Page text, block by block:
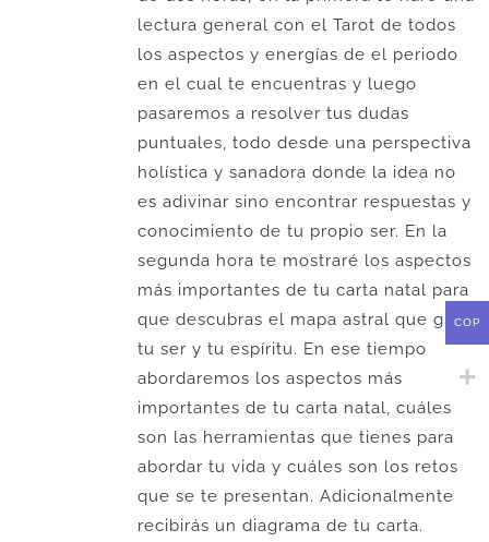
lectura general con el Tarot de todos
los aspectos y energías de el periodo
en el cual te encuentras y luego
pasaremos a resolver tus dudas
puntuales, todo desde una perspectiva
holística y sanadora donde la idea no
es adivinar sino encontrar respuestas y
conocimiento de tu propio ser. En la
segunda hora te mostraré los aspectos
más importantes de tu carta natal para
que descubras el mapa astral que guía
tu ser y tu espíritu. En ese tiempo
abordaremos los aspectos más
importantes de tu carta natal, cuáles
son las herramientas que tienes para
abordar tu vida y cuáles son los retos
que se te presentan. Adicionalmente
recibirás un diagrama de tu carta.
COP